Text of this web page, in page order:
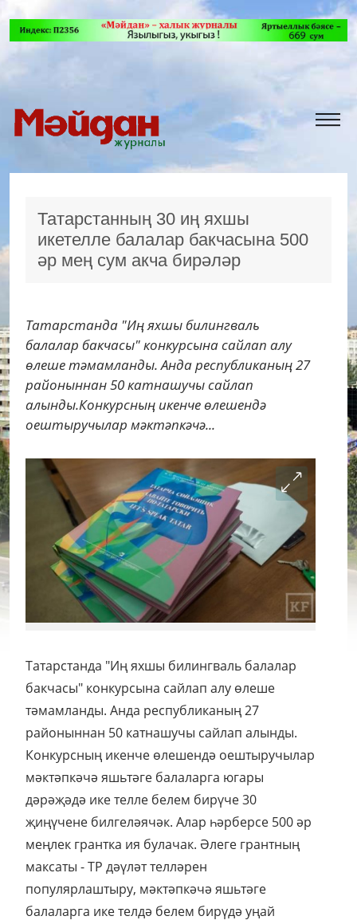
Татарстанның 30 иң яхшы
икетелле балалар бакчасына 500
әр мең сум акча бирәләр
Татарстанда "Иң яхшы билингваль
балалар бакчасы" конкурсына сайлап алу
өлеше тәмамланды. Анда республиканың 27
районыннан 50 катнашучы сайлап
алынды.Конкурсның икенче өлешендә
оештыручылар мәктәпкәчә...
Татарстанда "Иң яхшы билингваль балалар
бакчасы" конкурсына сайлап алу өлеше
тәмамланды. Анда республиканың 27
районыннан 50 катнашучы сайлап алынды.
Конкурсның икенче өлешендә оештыручылар
мәктәпкәчә яшьтәге балаларга югары
дәрәҗәдә ике телле белем бирүче 30
җиңүчене билгеләячәк. Алар һәрберсе 500 әр
меңлек грантка ия булачак. Әлеге грантның
максаты - ТР дәүләт телләрен
популярлаштыру, мәктәпкәчә яшьтәге
балаларга ике телдә белем бирүдә уңай